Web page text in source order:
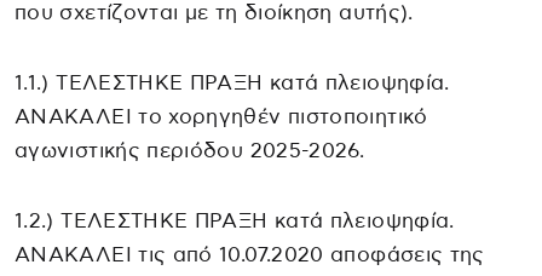
που σχετίζονται με τη διοίκηση αυτής).
1.1.) ΤΕΛΕΣΤΗΚΕ ΠΡΑΞΗ κατά πλειοψηφία.
ΑΝΑΚΑΛΕΙ το χορηγηθέν πιστοποιητικό
αγωνιστικής περιόδου 2025-2026.
1.2.) ΤΕΛΕΣΤΗΚΕ ΠΡΑΞΗ κατά πλειοψηφία.
ΑΝΑΚΑΛΕΙ τις από 10.07.2020 αποφάσεις της